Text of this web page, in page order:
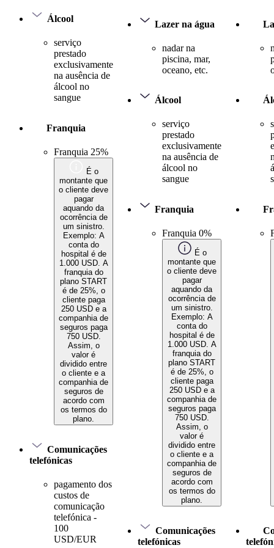
Álcool
serviço
prestado
exclusivamente
na ausência de
álcool no
sangue
Franquia
Franquia 25%
É o
montante que
o cliente deve
pagar
aquando da
ocorrência de
um sinistro.
Exemplo: A
conta do
hospital é de
1.000 USD. A
franquia do
plano START
é de 25%, o
cliente paga
250 USD e a
companhia de
seguros paga
750 USD.
Assim, o
valor é
dividido entre
o cliente e a
companhia de
seguros de
acordo com
os termos do
plano.
Comunicações
telefónicas
pagamento dos
custos de
comunicação
telefónica -
100
USD/EUR
Lazer na água
nadar na
piscina, mar,
oceano, etc.
Álcool
serviço
prestado
exclusivamente
na ausência de
álcool no
sangue
Franquia
Franquia 0%
É o
montante que
o cliente deve
pagar
aquando da
ocorrência de
um sinistro.
Exemplo: A
conta do
hospital é de
1.000 USD. A
franquia do
plano START
é de 25%, o
cliente paga
250 USD e a
companhia de
seguros paga
750 USD.
Assim, o
valor é
dividido entre
o cliente e a
companhia de
seguros de
acordo com
os termos do
plano.
Comunicações
telefónicas